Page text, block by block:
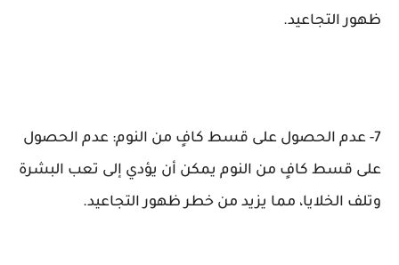
ظهور التجاعيد.
7- عدم الحصول على قسط كافٍ من النوم: عدم الحصول
على قسط كافٍ من النوم يمكن أن يؤدي إلى تعب البشرة
وتلف الخلايا، مما يزيد من خطر ظهور التجاعيد.